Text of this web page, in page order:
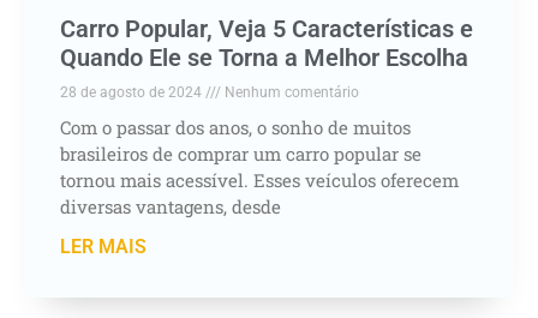
Carro Popular, Veja 5 Características e
Quando Ele se Torna a Melhor Escolha
28 de agosto de 2024 Nenhum comentário
Com o passar dos anos, o sonho de muitos
brasileiros de comprar um carro popular se
tornou mais acessível. Esses veículos oferecem
diversas vantagens, desde
LER MAIS